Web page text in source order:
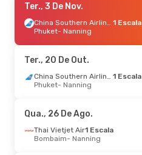
Ter., 3 De Nov.
China Southern Airlines 1 Escala
Phuket- Nanning
Ter., 20 De Out.
China Southern Airlines 1 Escala
Phuket- Nanning
Qua., 26 De Ago.
Thai Vietjet Air1 Escala
Bombaim- Nanning